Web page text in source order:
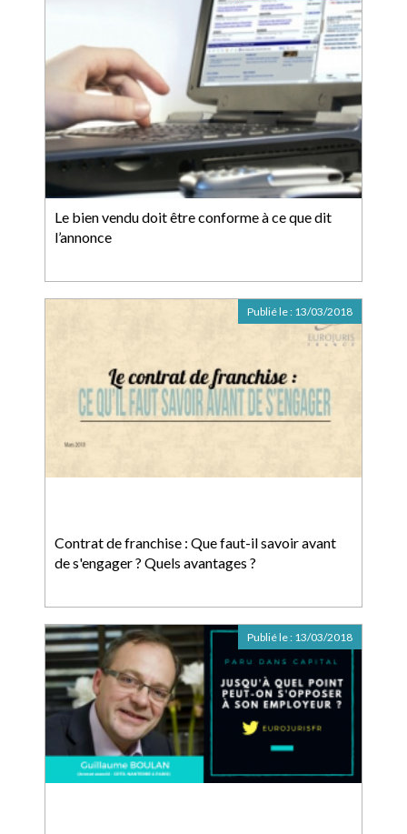
Le bien vendu doit être conforme à ce que dit
l’annonce
Contrat de franchise : Que faut-il savoir avant
de s'engager ? Quels avantages ?
Publié le : 13/03/2018
Publié le : 13/03/2018